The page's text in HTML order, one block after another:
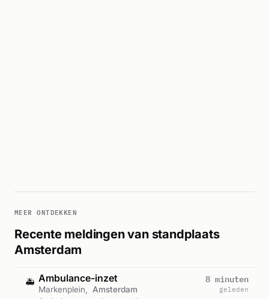
MEER ONTDEKKEN
Recente meldingen van standplaats
Amsterdam
🚑 Ambulance-inzet
Markenplein, Amsterdam
8 minuten
geleden